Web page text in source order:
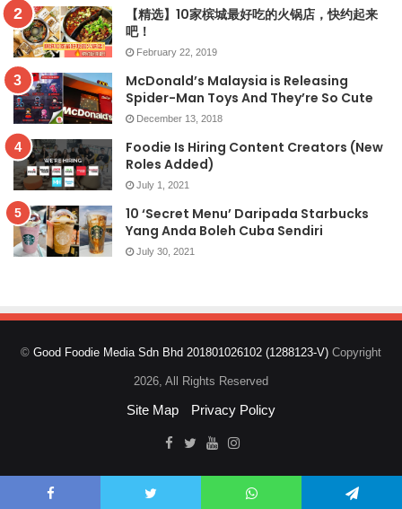
【精选】10家槟城最好吃的火锅店，快约起来
吧！
February 22, 2019
McDonald’s Malaysia is Releasing
Spider-Man Toys And They’re So Cute
December 13, 2018
Foodie Is Hiring Content Creators (New
Roles Added)
July 1, 2021
10 ‘Secret Menu’ Daripada Starbucks
Yang Anda Boleh Cuba Sendiri
July 30, 2021
© Good Foodie Media Sdn Bhd 201801026102 (1288123-V) Copyright
2026, All Rights Reserved
Site Map Privacy Policy